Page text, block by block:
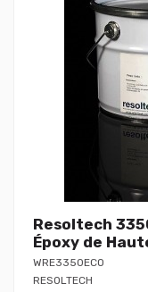
Resoltech
Époxy de
WRE3350ECO
RESOLTECH